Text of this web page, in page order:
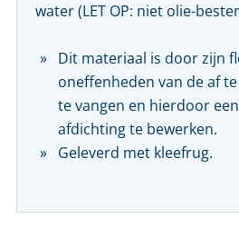
water (LET OP: niet olie-
Dit materiaal is door zijn
oneffenheden van de af
te vangen en hierdoor
afdichting te bewerken.
Geleverd met kleefrug.